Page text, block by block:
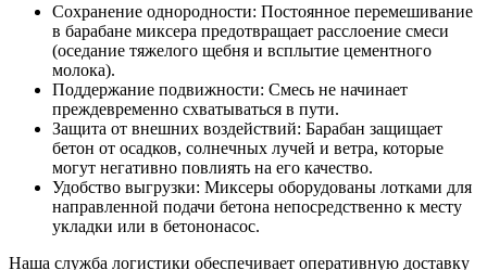
Сохранение однородности: Постоянное перемешивание
в барабане миксера предотвращает расслоение смеси
(оседание тяжелого щебня и всплытие цементного
молока).
Поддержание подвижности: Смесь не начинает
преждевременно схватываться в пути.
Защита от внешних воздействий: Барабан защищает
бетон от осадков, солнечных лучей и ветра, которые
могут негативно повлиять на его качество.
Удобство выгрузки: Миксеры оборудованы лотками для
направленной подачи бетона непосредственно к месту
укладки или в бетононасос.
Наша служба логистики обеспечивает оперативную доставку